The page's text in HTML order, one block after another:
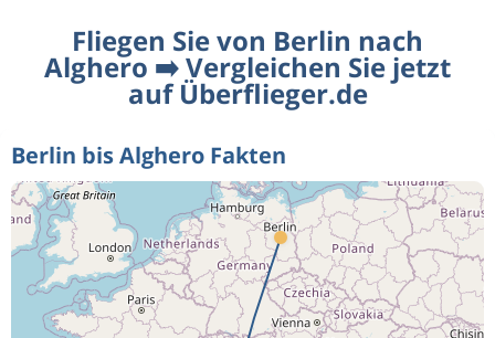
Fliegen Sie von Berlin nach
Alghero ➡️ Vergleichen Sie jetzt
auf Überflieger.de
Berlin bis Alghero Fakten